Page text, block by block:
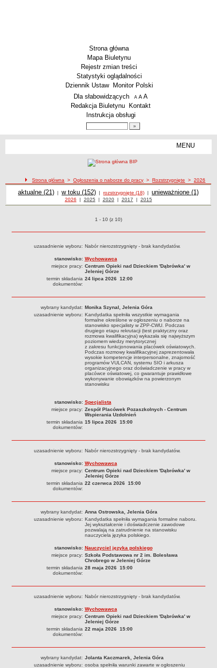
Strona główna
Mapa Biuletynu
Rejestr zmian treści
Statystyki oglądalności
Dziennik Ustaw
Monitor Polski
Menu dodatkowe
Dla słabowidzących A pomniejsz czcionkę
A standardowy rozmiar czcionki
A
Redakcja Biuletynu
Kontakt
Instrukcja obsługi
MENU
Żłobki i przedszkola
Szkoły podstawowe
Szkoły ponadpodstawowe
PRZETARGI
SPRAWOZDANIA FINANSOWE
DEKLARACJA DOSTĘPNOŚCI
RAPORTY O STANIE DOSTĘPNOŚCI
Strona główna >Ogłoszenia o naborze do pracy >Rozstrzygnięte >2026
Ogłoszenia o naborze do pracy rozstrzygnięte z 2026 roku
Ogłoszenia o naborze
aktualne (21) |Ogłoszenia o naborze
w toku (152) | Ogłoszenia o naborze
rozstrzygnięte (18) |Ogłoszenia o naborze
unieważnione (1)
Ogłoszenia o naborze z roku
2026 | Ogłoszenia o naborze z roku
2025 | Ogłoszenia o naborze z roku
2020| Ogłoszenia o naborze z roku
2017 | Ogłoszenia o naborze z roku
2015
Ogłoszenia o naborze o pozycjach
1 - 10 (z 10)
uzasadnienie wyboru: Nabór nierozstrzygnięty - brak kandydatów.
stanowisko: Wychowawca
miejsce pracy: Centrum Opieki nad Dzieckiem 'Dąbrówka' w
Jeleniej Górze
termin składania
dokumentów:
24 lipca 2026 12:00
wybrany kandydat: Monika Szynal, Jelenia Góra
uzasadnienie wyboru: Kandydatka spełniła wszystkie wymagania
formalne określone w ogłoszeniu o naborze na
stanowisko specjalisty w ZPP-CWU. Podczas
drugiego etapu rekrutacji (test praktyczny oraz
rozmowa kwalifikacyjna) wykazała się najwyższym
poziomem wiedzy merytorycznej
z zakresu funkcjonowania placówek oświatowych.
Podczas rozmowy kwalifikacyjnej zaprezentowała
wysokie kompetencje interpersonalne, znajomość
programów VULCAN, systemu SIO i arkusza
organizacyjnego oraz doświadczenie w pracy w
placówce oświatowej, co gwarantuje prawidłowe
wykonywanie obowiązków na powierzonym
stanowisku
stanowisko: Specjalista
miejsce pracy: Zespół Placówek Pozaszkolnych - Centrum
Wspierania Uzdolnień
termin składania
dokumentów:
15 lipca 2026 15:00
uzasadnienie wyboru: Nabór nierozstrzygnięty - brak kandydatów.
stanowisko: Wychowawca
miejsce pracy: Centrum Opieki nad Dzieckiem 'Dąbrówka' w
Jeleniej Górze
termin składania
dokumentów:
22 czerwca 2026 15:00
wybrany kandydat: Anna Ostrowska, Jelenia Góra
uzasadnienie wyboru: Kandydatka spełniła wymagania formalne naboru.
Jej wykształcenie i doświadczenie zawodowe
pozwalają na zatrudnienie na stanowisku
nauczyciela języka polskiego.
stanowisko: Nauczyciel języka polskiego
miejsce pracy: Szkoła Podstawowa nr 2 im. Bolesława
Chrobrego w Jeleniej Górze
termin składania
dokumentów:
28 maja 2026 15:00
uzasadnienie wyboru: Nabór nierozstrzygnięty - brak kandydatów.
stanowisko: Wychowawca
miejsce pracy: Centrum Opieki nad Dzieckiem 'Dąbrówka' w
Jeleniej Górze
termin składania
dokumentów:
22 maja 2026 15:00
wybrany kandydat: Jolanta Kaczmarek, Jelenia Góra
uzasadnienie wyboru: osoba spełniła warunki zawarte w ogłoszeniu